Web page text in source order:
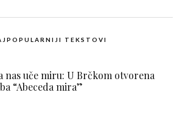
TEKSTOVI
nas uče miru: U Brčkom otvorena
“Abeceda mira”